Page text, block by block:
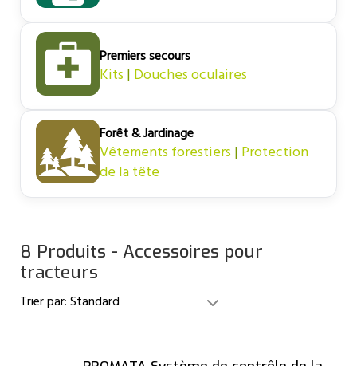
Premiers secours
Kits| Douches oculaires
Forêt & Jardinage
Vêtements forestiers| Protection
de la tête
8 Produits - Accessoires pour
tracteurs
Trier par:Standard